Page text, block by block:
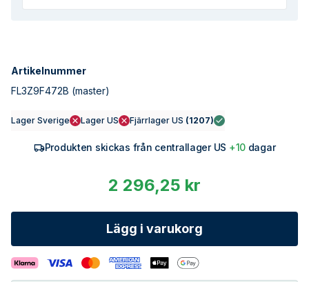
Artikelnummer
FL3Z9F472B (master)
Lager Sverige Lager US Fjärrlager US (1207)
Produkten skickas från centrallager US +10 dagar
2 296,25 kr
Lägg i varukorg